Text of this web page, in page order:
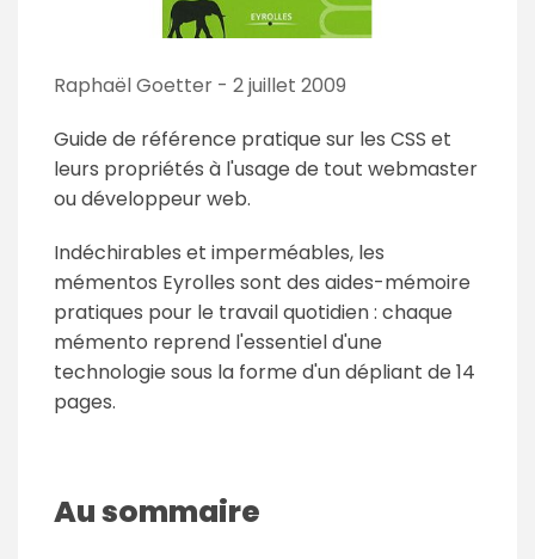
Raphaël Goetter - 2 juillet 2009
Guide de référence pratique sur les CSS et
leurs propriétés à l'usage de tout webmaster
ou développeur web.
Indéchirables et imperméables, les
mémentos Eyrolles sont des aides-mémoire
pratiques pour le travail quotidien : chaque
mémento reprend l'essentiel d'une
technologie sous la forme d'un dépliant de 14
pages.
Au sommaire